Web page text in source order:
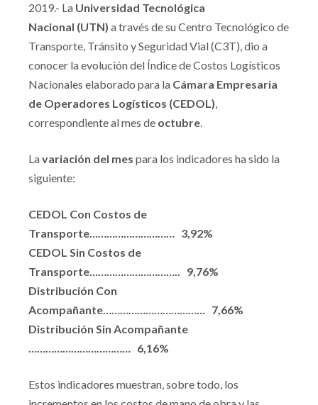
2019.- La Universidad Tecnológica
Nacional (UTN) a través de su Centro Tecnológico de
Transporte, Tránsito y Seguridad Vial (C3T), dio a
conocer la evolución del Índice de Costos Logísticos
Nacionales elaborado para la Cámara Empresaria
de Operadores Logísticos (CEDOL),
correspondiente al mes de octubre.
Lavariación del mes para los indicadores ha sido la
siguiente:
CEDOL Con Costos de
Transporte………………………… 3,92%
CEDOL Sin Costos de
Transporte………………………….. 9,76%
Distribución Con
Acompañante……………………………… 7,66%
Distribución Sin Acompañante
……………………………… 6,16%
Estos indicadores muestran, sobre todo, los